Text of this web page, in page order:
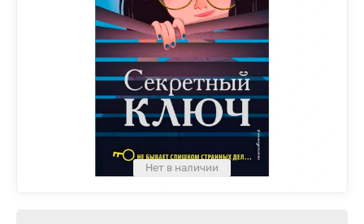
Нет в наличии